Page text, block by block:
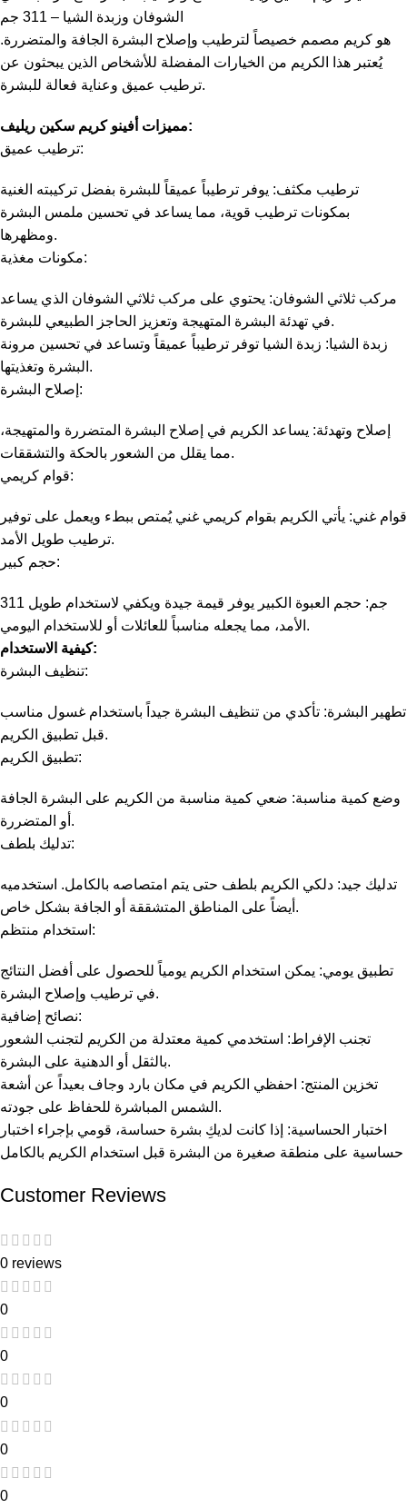
الشوفان وزبدة الشيا – 311 جم
هو كريم مصمم خصيصاً لترطيب وإصلاح البشرة الجافة والمتضررة.
يُعتبر هذا الكريم من الخيارات المفضلة للأشخاص الذين يبحثون عن
ترطيب عميق وعناية فعالة للبشرة.
مميزات أفينو كريم سكين ريليف:
ترطيب عميق:
ترطيب مكثف: يوفر ترطيباً عميقاً للبشرة بفضل تركيبته الغنية
بمكونات ترطيب قوية، مما يساعد في تحسين ملمس البشرة
ومظهرها.
مكونات مغذية:
مركب ثلاثي الشوفان: يحتوي على مركب ثلاثي الشوفان الذي يساعد
في تهدئة البشرة المتهيجة وتعزيز الحاجز الطبيعي للبشرة.
زبدة الشيا: زبدة الشيا توفر ترطيباً عميقاً وتساعد في تحسين مرونة
البشرة وتغذيتها.
إصلاح البشرة:
إصلاح وتهدئة: يساعد الكريم في إصلاح البشرة المتضررة والمتهيجة،
مما يقلل من الشعور بالحكة والتشققات.
قوام كريمي:
قوام غني: يأتي الكريم بقوام كريمي غني يُمتص ببطء ويعمل على توفير
ترطيب طويل الأمد.
حجم كبير:
311 جم: حجم العبوة الكبير يوفر قيمة جيدة ويكفي لاستخدام طويل
الأمد، مما يجعله مناسباً للعائلات أو للاستخدام اليومي.
كيفية الاستخدام:
تنظيف البشرة:
تطهير البشرة: تأكدي من تنظيف البشرة جيداً باستخدام غسول مناسب
قبل تطبيق الكريم.
تطبيق الكريم:
وضع كمية مناسبة: ضعي كمية مناسبة من الكريم على البشرة الجافة
أو المتضررة.
تدليك بلطف:
تدليك جيد: دلكي الكريم بلطف حتى يتم امتصاصه بالكامل. استخدميه
أيضاً على المناطق المتشققة أو الجافة بشكل خاص.
استخدام منتظم:
تطبيق يومي: يمكن استخدام الكريم يومياً للحصول على أفضل النتائج
في ترطيب وإصلاح البشرة.
نصائح إضافية:
تجنب الإفراط: استخدمي كمية معتدلة من الكريم لتجنب الشعور
بالثقل أو الدهنية على البشرة.
تخزين المنتج: احفظي الكريم في مكان بارد وجاف بعيداً عن أشعة
الشمس المباشرة للحفاظ على جودته.
اختبار الحساسية: إذا كانت لديكِ بشرة حساسة، قومي بإجراء اختبار
حساسية على منطقة صغيرة من البشرة قبل استخدام الكريم بالكامل
Customer Reviews
0 reviews
0
0
0
0
0